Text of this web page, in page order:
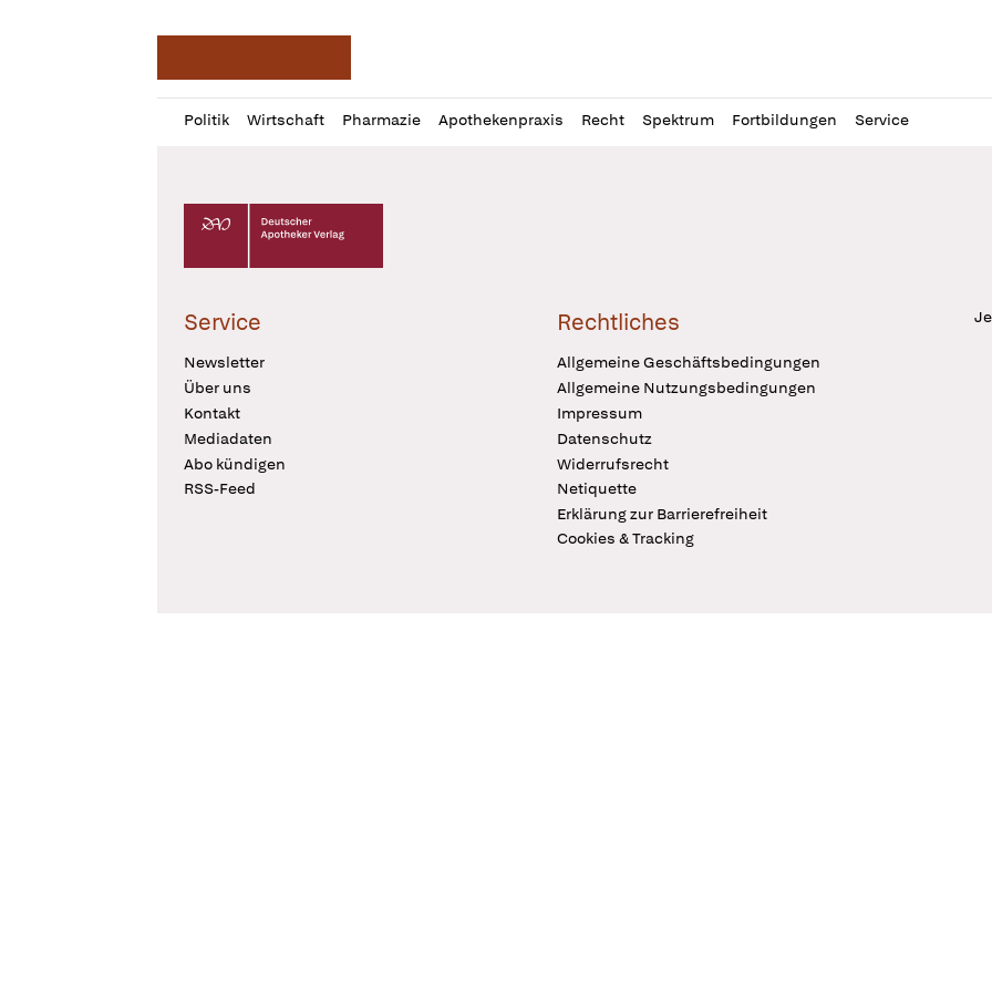
Politik Wirtschaft Pharmazie Apothekenpraxis Recht Spektrum Fortbildungen Service
Profil
öffnen
Daz
Pur
Deutscher Apotheker Verlag Logo
Service
Newsletter
Über uns
Kontakt
Mediadaten
Abo kündigen
RSS-Feed
Rechtliches
Allgemeine Geschäftsbedingungen
Allgemeine Nutzungsbedingungen
Impressum
Datenschutz
Widerrufsrecht
Netiquette
Erklärung zur Barrierefreiheit
Cookies & Tracking